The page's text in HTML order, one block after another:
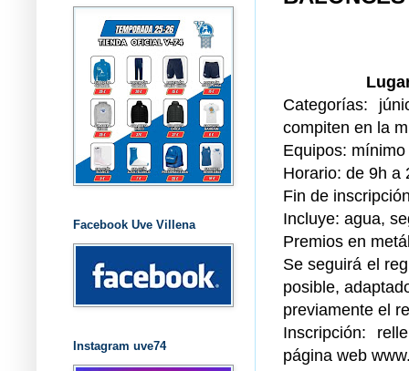
Categorías:
compiten en la
Equipos:
Horario: de 9h a
Fin de
Incluye: agua,
Premios en
Se seguirá el
posible,
previamente el
Inscripción:
página web
Facebook Uve Villena
Instagram uve74